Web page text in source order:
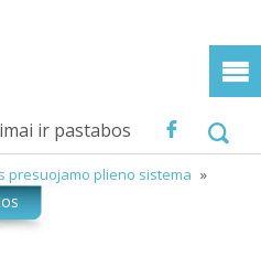
ir pastabos
presuojamo plieno sistema »